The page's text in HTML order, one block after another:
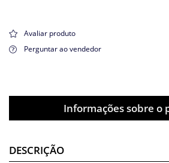
Avaliar produto
Perguntar ao vendedor
Informações sobre o
DESCRIÇÃO